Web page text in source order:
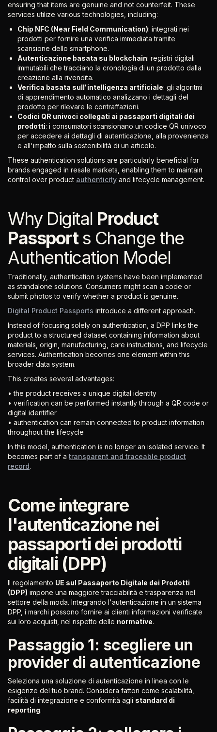
ensuring that items are genuine and not counterfeit. These
services utilize various technologies, including:
Chip NFC (Near Field Communication): integrati nei
prodotti per fornire una verifica immediata tramite
scansione dello smartphone.
Autenticazione basata su blockchain: registri digitali
immutabili che tracciano la cronologia di un prodotto dalla
creazione alla rivendita.
Verifica basata sull'intelligenza artificiale: gli algoritmi
di apprendimento automatico analizzano i dettagli del
prodotto per rilevare le contraffazioni.
Codici QR univoci collegati ai passaporti digitali dei
prodotti: i consumatori scansionano un codice QR univoco
per accedere ai dettagli di autenticazione, alla provenienza
e all'impatto sulla sostenibilità di un articolo.
These authentication solutions are particularly beneficial for
brands engaged in resale markets, enabling them to maintain
control over product authenticity and lifecycle management.
Why Digital Product
Passports Change the
Authentication Model
Traditionally, authentication systems have been implemented
as standalone solutions. Consumers might scan a code or
submit photos to verify whether a product is genuine.
Digital Product Passports introduce a different approach.
Instead of focusing solely on authentication, a DPP links the
product to a structured dataset containing information about
materials, origin, manufacturing, care instructions, and lifecycle
services. Authentication becomes one element within this
broader data system.
This creates several advantages:
• the product receives a unique digital identity
• verification can be performed instantly through a QR code or
digital identifier
• authentication can remain connected to product information
throughout the lifecycle
In this model, authentication is no longer an isolated service. It
becomes part of a transparent and traceable product
record.
Come integrare
l'autenticazione nei
passaporti dei prodotti
digitali (DPP)
Il regolamento UE sul Passaporto Digitale dei Prodotti
(DPP) impone una maggiore tracciabilità e trasparenza nel
settore della moda. Integrando l'autenticazione in un sistema
DPP, i marchi possono fornire ai clienti informazioni verificate
sui loro acquisti, nel rispetto delle normative.
Passaggio 1: scegliere un
provider di autenticazione
Seleziona una soluzione di autenticazione in linea con le
esigenze del tuo brand. Considera fattori come scalabilità,
facilità di integrazione e conformità agli standard di
reporting.